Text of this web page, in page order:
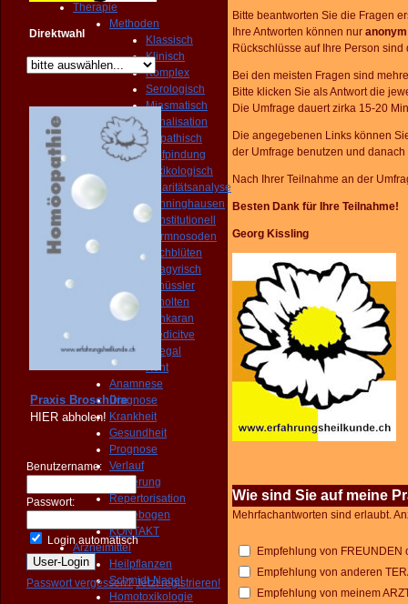
Therapie
Methoden
Klassisch
Klinisch
Komplex
Serologisch
Miasmatisch
Kanalisation
Isopathisch
Emfpindung
Toxikologisch
Polaritätsanalyse
Bönninghausen
Konstitutionell
Darmnosoden
Bachblüten
Spagyrisch
Schüssler
Scholten
Sankaran
Predicitve
Shegal
Kent
Anamnese
Diagnose
Krankheit
Gesundheit
Prognose
Verlauf
Dosierung
Repertorisation
Fragebogen
KONTAKT
Arzneimittel
Heilpflanzen
Schmidt-Nagel
Homotoxikologie
Direktwahl
Praxis Broschüre
HIER abholen!
Benutzername:
Passwort:
Login automatisch
Passwort vergessen? Jetzt registrieren!
Bitte beantworten Sie die Fragen
Ihre Antworten können nur anonym
Rückschlüsse auf Ihre Person
Bei den meisten Fragen sind
Bitte klicken Sie als Antwort die
Die Umfrage dauert zirka 15-20
Die angegebenen Links können
der Umfrage benutzen und
Nach Ihrer Teilnahme an der
Besten Dank für Ihre Teilnahme!
Georg Kissling
Wie sind Sie auf meine
Mehrfachantworten sind erlaubt.
Empfehlung von FREUNDEN
Empfehlung von anderen
Empfehlung von meinem